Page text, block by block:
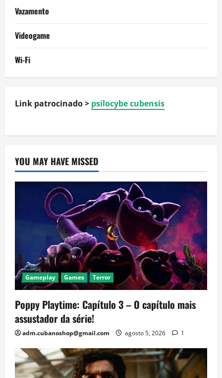
Vazamento
Videogame
Wi-Fi
Link patrocinado > psilocybe cubensis
YOU MAY HAVE MISSED
Gameplay Games Terror
Poppy Playtime: Capítulo 3 – O capítulo mais
assustador da série!
adm.cubanoshop@gmail.com agosto 5, 2026 1